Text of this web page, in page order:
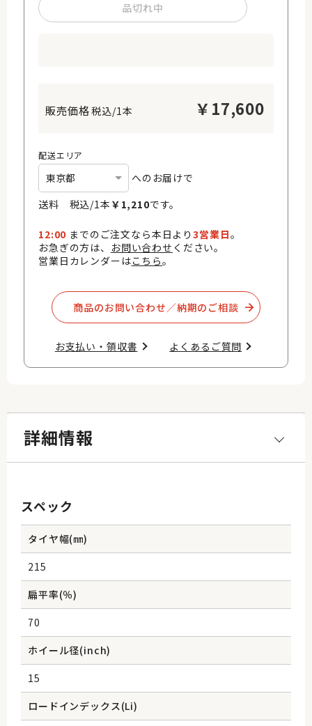
品切れ中
税込/1本 ￥ 17,600
配送エリア
へのお届けで
送料 税込/1本 ￥ 1,210です。
12:00 までのご注文なら本日より3営業日。
お急ぎの方は、 お問い合わせ ください。
営業日カレンダーはこちら。
商品のお問い合わせ／納期のご相談​
お支払い・領収書​ よくあるご質問​
詳細情報
スペック
タイヤ幅(㎜)
215
扁平率(％)
70
ホイール径(inch)
15
ロードインデックス(Li)